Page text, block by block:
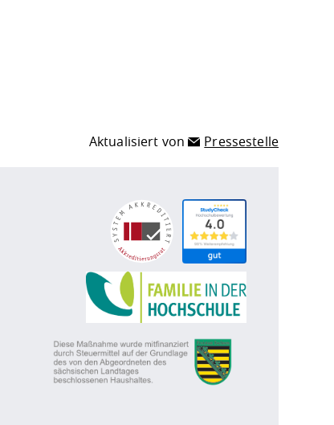
Aktualisiert von Pressestelle